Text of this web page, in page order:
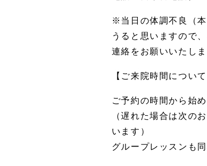
※当日の体調不良（
うると思いますので
連絡をお願いいたしま
【ご来院時間について
ご予約の時間から始
（遅れた場合は次の
います）
グループレッスンも